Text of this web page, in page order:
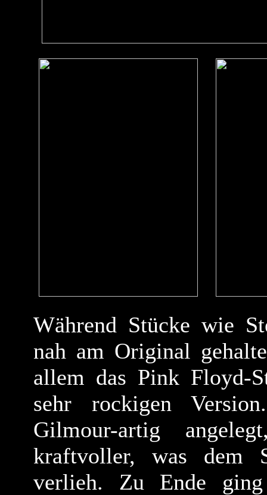
Während Stücke wie
nah am Original
allem das Pink Floyd-
sehr rockigen
Gilmour-artig
kraftvoller, was dem
verlieh. Zu Ende